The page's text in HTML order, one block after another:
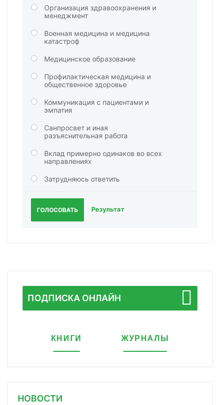
Организация здравоохранения и
менеджмент
Военная медицина и медицина
катастроф
Медицинское образование
Профилактическая медицина и
общественное здоровье
Коммуникация с пациентами и
эмпатия
Санпросвет и иная
разъяснительная работа
Вклад примерно одинаков во всех
направлениях
Затрудняюсь ответить
ГОЛОСОВАТЬ Результат
ПОДПИСКА ОНЛАЙН
КНИГИ ЖУРНАЛЫ
НОВОСТИ